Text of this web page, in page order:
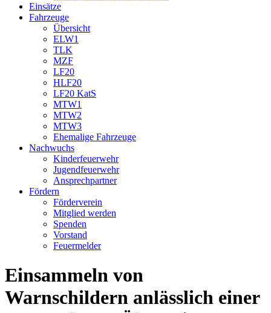
Einsätze
Fahrzeuge
Übersicht
ELW1
TLK
MZF
LF20
HLF20
LF20 KatS
MTW1
MTW2
MTW3
Ehemalige Fahrzeuge
Nachwuchs
Kinderfeuerwehr
Jugendfeuerwehr
Ansprechpartner
Fördern
Förderverein
Mitglied werden
Spenden
Vorstand
Feuermelder
Einsammeln von
Warnschildern anlässlich einer